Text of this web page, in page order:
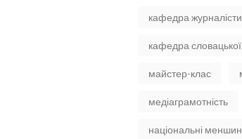
кафедра
кафедра словацької
майстер-клас
медіаграмотність
національні